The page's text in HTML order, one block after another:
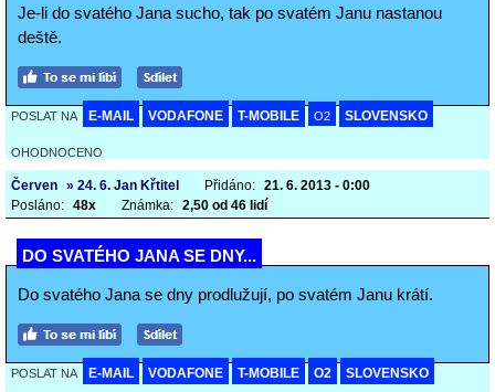
Je-li do svatého Jana sucho, tak po svatém Janu nastanou
deště.
POSLAT NA E-MAIL VODAFONE T-MOBILE O2 SLOVENSKO
OHODNOCENO
Červen » 24. 6. Jan Křtitel Přidáno: 21. 6. 2013 - 0:00
Posláno: 48x Známka: 2,50 od 46 lidí
DO SVATÉHO JANA SE DNY...
Do svatého Jana se dny prodlužují, po svatém Janu krátí.
POSLAT NA E-MAIL VODAFONE T-MOBILE O2 SLOVENSKO